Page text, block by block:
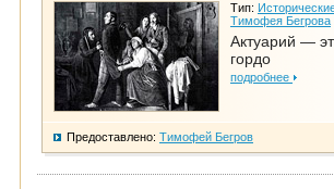
Тип:
Тимофея Бегрова
Актуарий —
гордо
подробнее
Предоставлено: Тимофей Бегров